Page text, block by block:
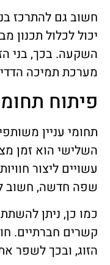
חשוב גם להתרכז
יכול לכלול תכנון
השקעה. בכך, בני
מערכת תמיכה
פיתוח
תחומי עניין
השלישי הוא זמן
עשויים ליצור
שפה חדשה, חשוב
כמו כן, ניתן
קשרים חברתיים.
הזוג, ובכך לשפר